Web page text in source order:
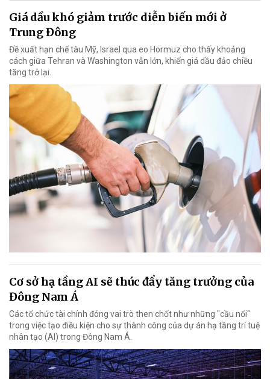
Giá dầu khó giảm trước diễn biến mới ở
Trung Đông
Đề xuất hạn chế tàu Mỹ, Israel qua eo Hormuz cho thấy khoảng
cách giữa Tehran và Washington vẫn lớn, khiến giá dầu đảo chiều
tăng trở lại.
Cơ sở hạ tầng AI sẽ thúc đẩy tăng trưởng của
Đông Nam Á
Các tổ chức tài chính đóng vai trò then chốt như những "cầu nối"
trong việc tạo điều kiện cho sự thành công của dự án hạ tầng trí tuệ
nhân tạo (AI) trong Đông Nam Á.